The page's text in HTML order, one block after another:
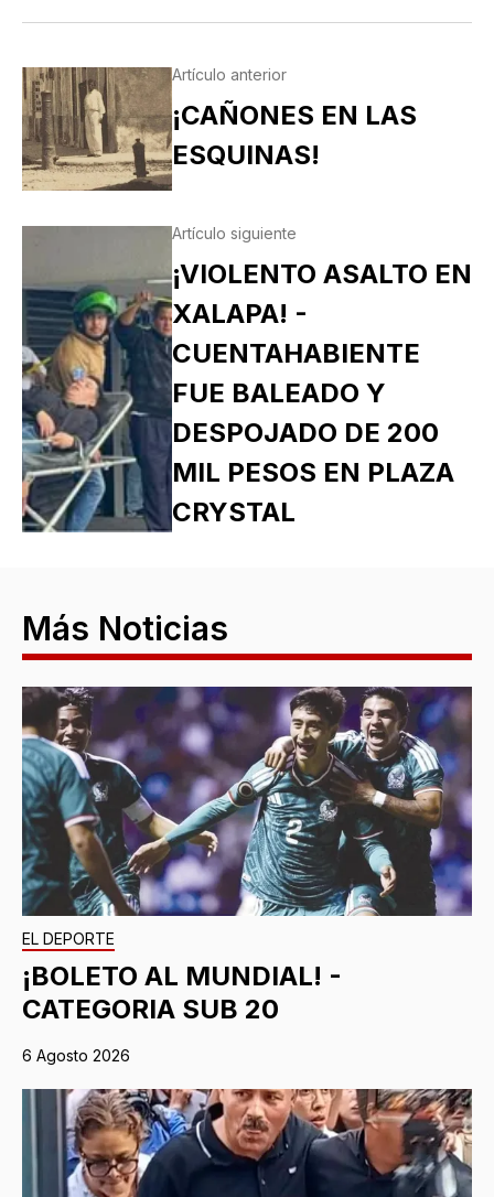
Artículo anterior
¡CAÑONES EN LAS
ESQUINAS!
Artículo siguiente
¡VIOLENTO ASALTO EN
XALAPA! -
CUENTAHABIENTE
FUE BALEADO Y
DESPOJADO DE 200
MIL PESOS EN PLAZA
CRYSTAL
Más Noticias
EL DEPORTE
¡BOLETO AL MUNDIAL! -
CATEGORIA SUB 20
6 Agosto 2026